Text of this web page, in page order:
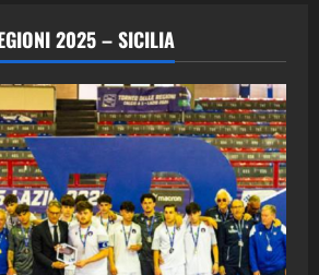
“SportEmpire” in Podcast: 29^ Puntata
(Martedi 28 Aprile 2026)
28/04/2026
"SportEmpire" in Podcast
“SportEmpire” in Podcast: 28^ Puntata
(Martedi 21 Aprile 2026)
21/04/2026
2025 – SICILIA